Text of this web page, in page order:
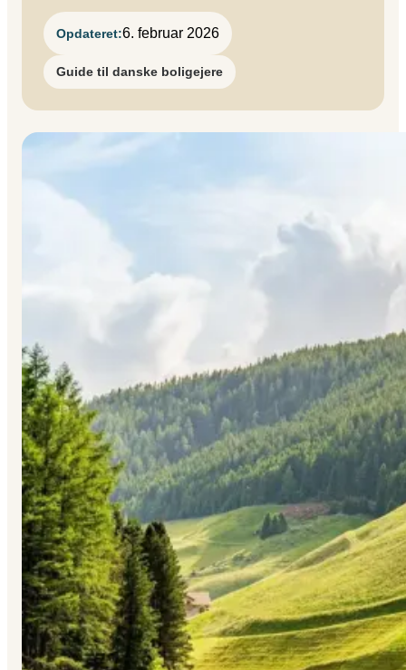
Opdateret:6. februar 2026
Guide til danske boligejere